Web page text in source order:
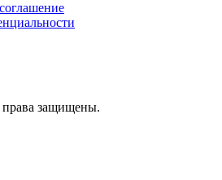
права защищены.